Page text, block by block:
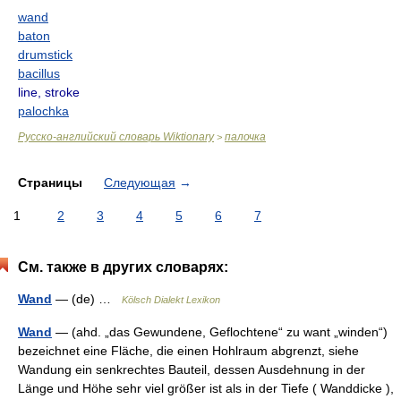
wand
baton
drumstick
bacillus
line, stroke
palochka
Русско-английский словарь Wiktionary> палочка
Страницы Следующая →
1 2 3 4 5 6 7
См. также в других словарях:
Wand — (de) … Kölsch Dialekt Lexikon
Wand — (ahd. „das Gewundene, Geflochtene“ zu want „winden“)
bezeichnet eine Fläche, die einen Hohlraum abgrenzt, siehe
Wandung ein senkrechtes Bauteil, dessen Ausdehnung in der
Länge und Höhe sehr viel größer ist als in der Tiefe ( Wanddicke ),